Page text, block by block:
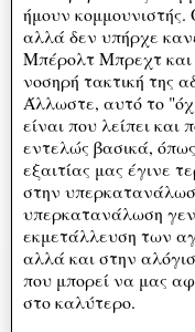
ήμουν
αλλά δεν υπήρχε
Μπέρολτ Μπρεχτ και
νοσηρή τακτική της
Άλλωστε, αυτό το
είναι που λείπει
εντελώς βασικά,
εξαιτίας μας έγινε
στην
υπερκατανάλωση
εκμετάλλευση των
αλλά και στην
που μπορεί να μας
στο καλύτερο.